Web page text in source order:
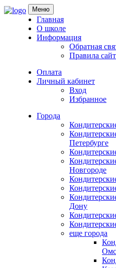
Skip
to
Меню
Главная
О школе
Информация
Обратная
Правила
Оплата
Личный кабинет
Вход
Избранное
Города
Петербурге
Новгороде
Дону
еще города